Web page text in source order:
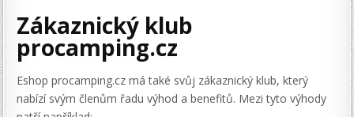
Zákaznický klub
procamping.cz
Eshop procamping.cz má také svůj zákaznický klub, který
nabízí svým členům řadu výhod a benefitů. Mezi tyto výhody